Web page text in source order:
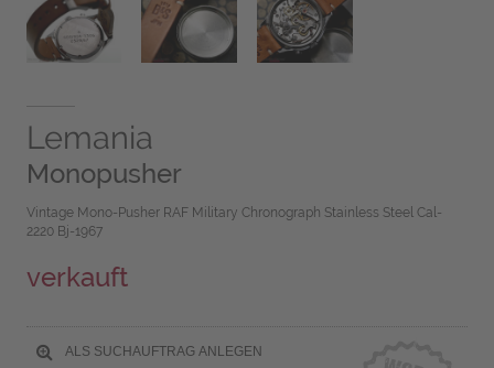
Lemania
Monopusher
Vintage Mono-Pusher RAF Military Chronograph Stainless Steel Cal-
2220 Bj-1967
verkauft
ALS SUCHAUFTRAG ANLEGEN